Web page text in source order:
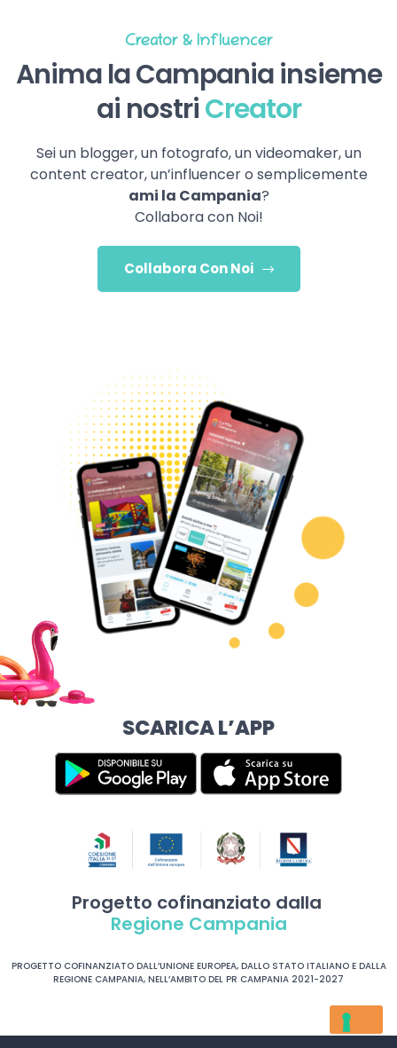
Creator & Influencer
Anima la Campania insieme
ai nostriCreator
Sei un blogger, un fotografo, un videomaker, un
content creator, un’influencer o semplicemente
ami la Campania?
Collabora con Noi!
Collabora Con Noi
SCARICA L’APP
Progetto cofinanziato dalla
Regione Campania
PROGETTO COFINANZIATO DALL’UNIONE EUROPEA, DALLO STATO ITALIANO E DALLA
REGIONE CAMPANIA, NELL’AMBITO DEL PR CAMPANIA 2021-2027